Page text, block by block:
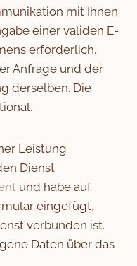
mit Ihnen
einer validen E-
erforderlich.
Anfrage und der
derselben. Die
Leistung
Dienst
und habe auf
eingefügt,
verbunden ist.
Daten über das